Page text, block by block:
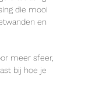
die mooi
en
meer sfeer,
bij hoe je